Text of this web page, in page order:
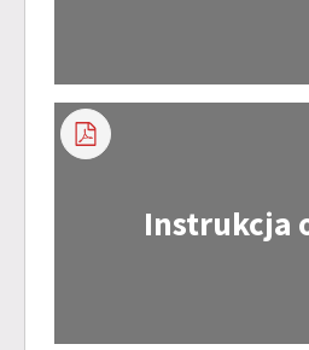
Instrukcja